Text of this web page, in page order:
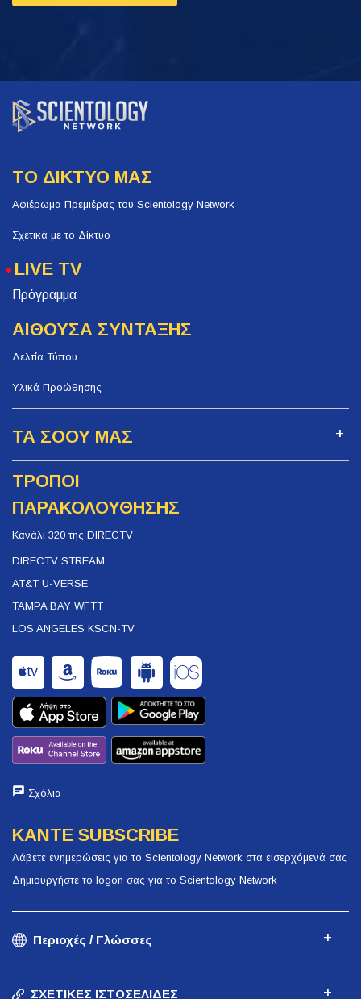
ΤΟ ΔΙΚΤΥΟ ΜΑΣ
Αφιέρωμα Πρεμιέρας του Scientology Network
Σχετικά με το Δίκτυο
LIVE TV
Πρόγραμμα
ΑΙΘΟΥΣΑ ΣΥΝΤΑΞΗΣ
Δελτία Τύπου
Υλικά Προώθησης
ΤΑ ΣΟΟΥ ΜΑΣ
ΤΡΟΠΟΙ
ΠΑΡΑΚΟΛΟΥΘΗΣΗΣ
Κανάλι 320 της DIRECTV
DIRECTV STREAM
AT&T U-VERSE
TAMPA BAY WFTT
LOS ANGELES KSCN-TV
Σχόλια
ΚΑΝΤΕ SUBSCRIBE
Λάβετε ενημερώσεις για το Scientology Network στα εισερχόμενά σας
Δημιουργήστε το logon σας για το Scientology Network
Περιοχές / Γλώσσες
ΣΧΕΤΙΚΕΣ ΙΣΤΟΣΕΛΙΔΕΣ